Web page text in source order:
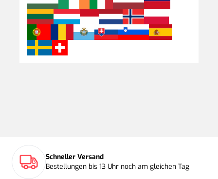
Schneller Versand
Bestellungen bis 13 Uhr noch am gleichen Tag